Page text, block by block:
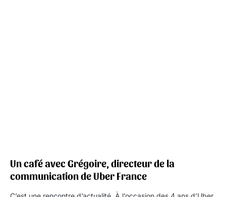
Un café avec Grégoire, directeur de la
communication de Uber France